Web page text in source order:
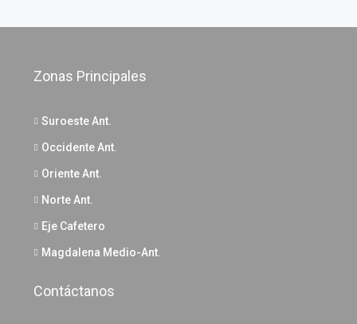
Zonas Principales
Suroeste Ant.
Occidente Ant.
Oriente Ant.
Norte Ant.
Eje Cafetero
Magdalena Medio-Ant.
Contáctanos